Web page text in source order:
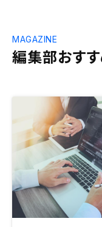
編集部おす
MAGAZINE